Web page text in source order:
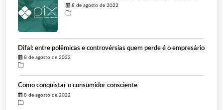
8 de agosto de 2022
Difal: entre polêmicas e controvérsias quem perde é o empresário
8 de agosto de 2022
Como conquistar o consumidor consciente
8 de agosto de 2022